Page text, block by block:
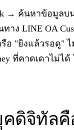
→ ค้นหาข้อมูลบ
LINE OA
อ "ยิงแล้วรอดู"
ที่คาดเดาไม่
คดิจิทัล